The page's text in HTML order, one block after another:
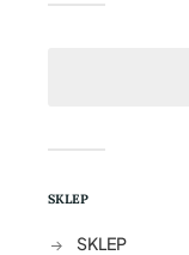
SKLEP
SKLEP